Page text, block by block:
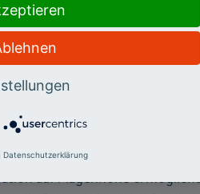
haben das Förderprogramm
um Studierende zu
wollen. Das Programm ist
des Hochschulforums
einigen Stellen, wie kreativ
mitgestalten, wenn durch
auf Augenhöhe
Datenschutzerklärung